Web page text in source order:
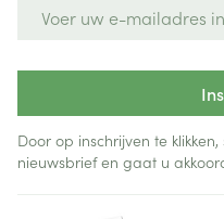
Door op inschrijven te
nieuwsbrief en gaat u